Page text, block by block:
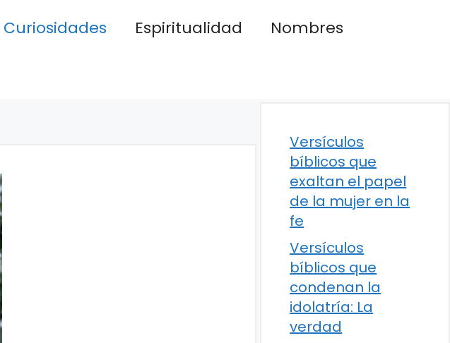
Curiosidades Espiritualidad
Nombres
Versículos
bíblicos que
exaltan el papel
de la mujer en la
fe
Versículos
bíblicos que
condenan la
idolatría: La
verdad